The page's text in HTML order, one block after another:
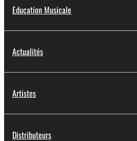
Education Musicale
Actualités
Artistes
Distributeurs